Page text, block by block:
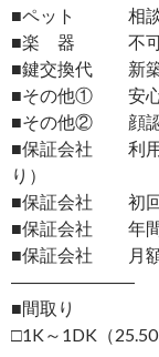
■ペット 相談
■楽 器 不
■鍵交換代 新築
■その他① 安心入
■その他② 顔認証
■保証会社 利用
り）
■保証会社 初回
■保証会社 年間
■保証会社 月額
―――――――
■間取り
□1K～1DK（25.50